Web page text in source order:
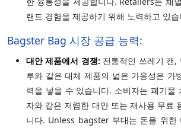
랜드 경험을 제공하기 위해 노력하고 있습
Bagster Bag 시장 공급 능력:
대안 제품에서 경쟁: 전통적인 쓰레기 캔
루와 같은 대체 제품의 넓은 가용성은 가
력을 넣을 수 있습니다. 소비자는 폐기물
자와 같은 저렴한 대안 또는 재사용 무료
니다. Unless bagster 부대는 돈을 위한